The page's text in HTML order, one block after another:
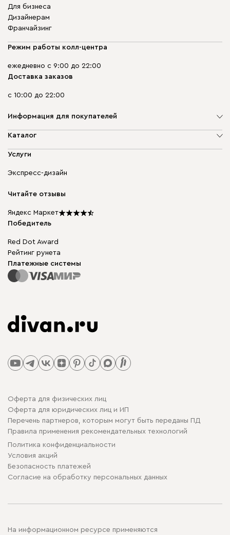
Для бизнеса
Дизайнерам
Франчайзинг
Режим работы колл-центра
ежедневно с 9:00 до 22:00
Доставка заказов
с 10:00 до 22:00
Информация для покупателей
О компании
Доставка и оплата
диван.клуб
Карьера
Подарочные сертификаты
Мы в прессе
Каталог
Мягкая мебель
Бескаркасная мебель
Столы и стулья
Услуги
Экспресс-дизайн
Читайте отзывы
Яндекс Маркет
Победитель
Red Dot Award
Рейтинг рунета
Платежные системы
Оферта для физических лиц
Оферта для юридических лиц и ИП
Перечень партнеров, которым могут быть переданы ПД
Правила применения рекомендательных технологий
Политика конфиденциальности
Условия акций
Безопасность платежей
Cогласие на обработку персональных данных
На информационном ресурсе применяются